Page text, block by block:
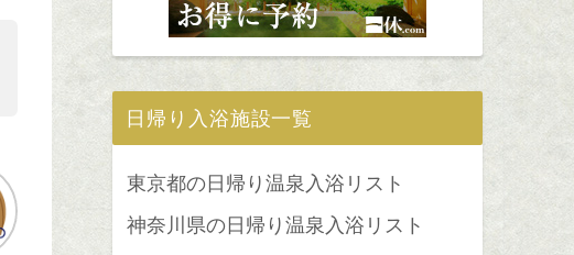
日帰り入浴施設一覧
東京都の日帰り温泉入浴リスト
神奈川県の日帰り温泉入浴リスト